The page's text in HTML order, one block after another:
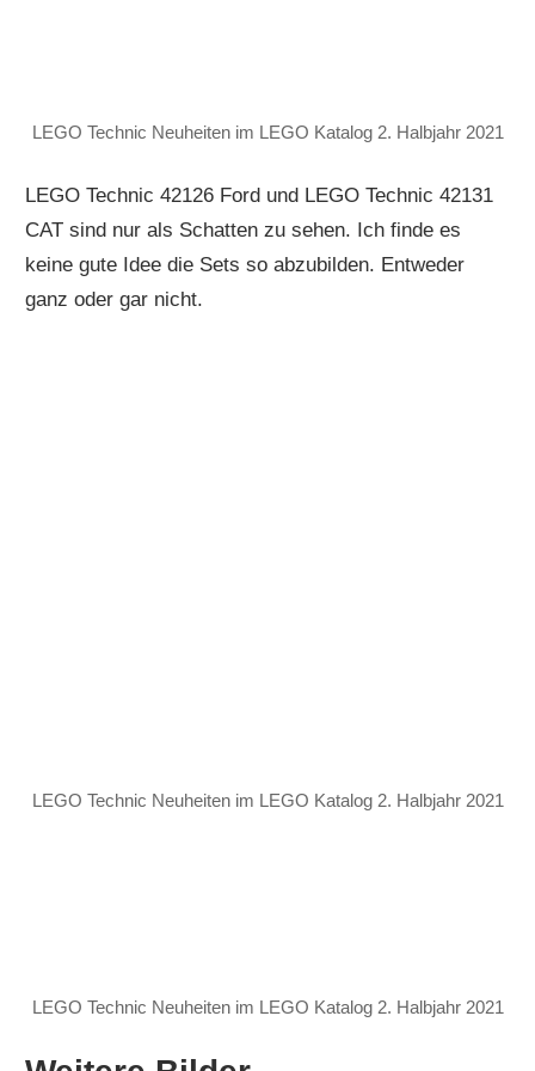
LEGO Technic Neuheiten im LEGO Katalog 2. Halbjahr 2021
LEGO Technic 42126 Ford und LEGO Technic 42131
CAT sind nur als Schatten zu sehen. Ich finde es
keine gute Idee die Sets so abzubilden. Entweder
ganz oder gar nicht.
LEGO Technic Neuheiten im LEGO Katalog 2. Halbjahr 2021
LEGO Technic Neuheiten im LEGO Katalog 2. Halbjahr 2021